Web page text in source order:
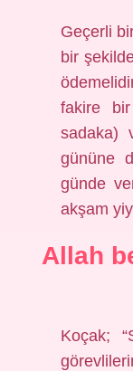
Geçerli
bir
fakire
sadaka)
gününe
günde
akşam
Allah
Koçak;